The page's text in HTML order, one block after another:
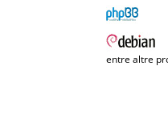
entre altre